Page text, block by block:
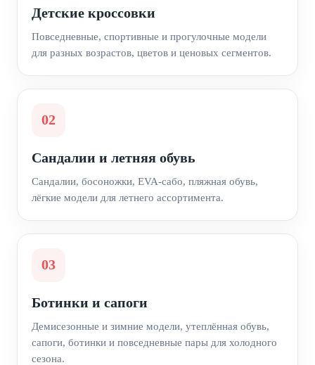
Детские кроссовки
Повседневные, спортивные и прогулочные модели
для разных возрастов, цветов и ценовых сегментов.
02
Сандалии и летняя обувь
Сандалии, босоножки, EVA-сабо, пляжная обувь,
лёгкие модели для летнего ассортимента.
03
Ботинки и сапоги
Демисезонные и зимние модели, утеплённая обувь,
сапоги, ботинки и повседневные пары для холодного
сезона.